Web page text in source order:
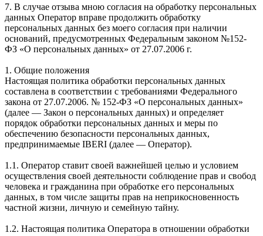
7. В случае отзыва мною согласия на обработку персональных
данных Оператор вправе продолжить обработку
персональных данных без моего согласия при наличии
оснований, предусмотренных Федеральным законом №152-
ФЗ «О персональных данных» от 27.07.2006 г.
1. Общие положения
Настоящая политика обработки персональных данных
составлена в соответствии с требованиями Федерального
закона от 27.07.2006. № 152-ФЗ «О персональных данных»
(далее — Закон о персональных данных) и определяет
порядок обработки персональных данных и меры по
обеспечению безопасности персональных данных,
предпринимаемые IBERI (далее — Оператор).
1.1. Оператор ставит своей важнейшей целью и условием
осуществления своей деятельности соблюдение прав и свобод
человека и гражданина при обработке его персональных
данных, в том числе защиты прав на неприкосновенность
частной жизни, личную и семейную тайну.
1.2. Настоящая политика Оператора в отношении обработки